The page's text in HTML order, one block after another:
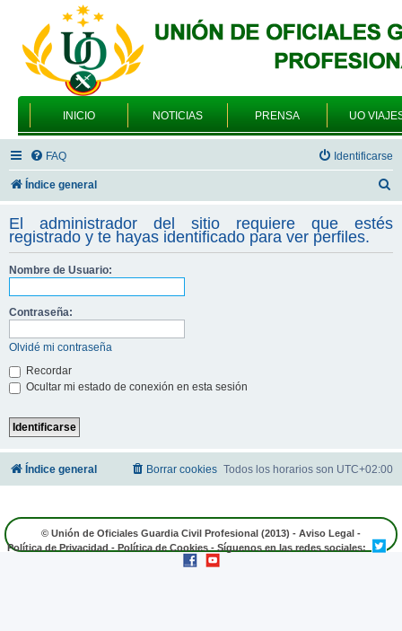
INICIO NOTICIAS PRENSA UO
FAQ Identificarse
Índice general
s
c
El administrador del sitio requiere que estés
registrado y te hayas identificado para ver perfiles.
Nombre de Usuario:
Contraseña:
Olvidé mi contraseña
Recordar
Ocultar mi estado de conexión en esta sesión
Índice general Todos los horarios son UTC+02:00
Borrar cookies
© Unión de Oficiales Guardia Civil Profesional (2013) - Aviso Legal -
Política de Privacidad - Política de Cookies - Síguenos en las redes sociales: